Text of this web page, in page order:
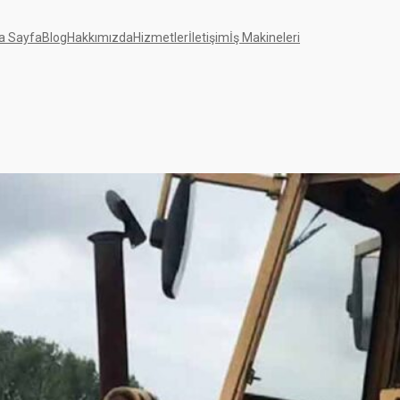
SayfaBlogHakkımızdaHizmetlerİletişimİş Makineleri